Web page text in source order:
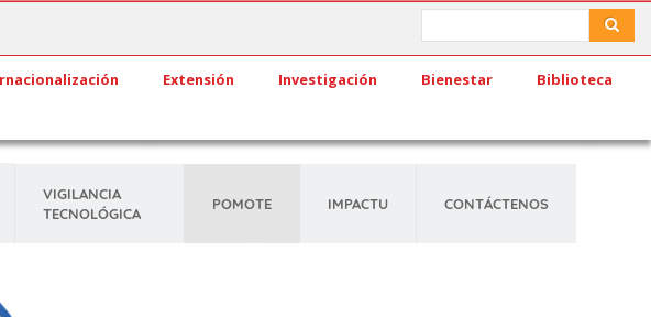
Extensión Investigación Bienestar Biblioteca
VIGILANCIA
TECNOLÓGICA
POMOTE IMPACTU CONTÁCTENOS